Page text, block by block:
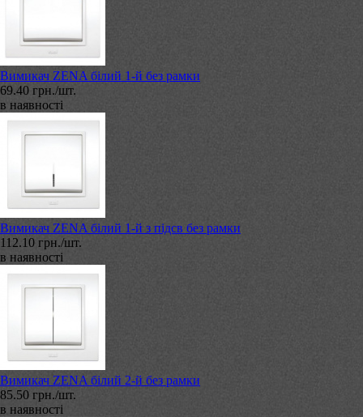
Вимикач ZENA білий 1-й без рамки
69.40 грн./шт.
в наявності
Вимикач ZENA білий 1-й з підсв без рамки
112.10 грн./шт.
в наявності
Вимикач ZENA білий 2-й без рамки
85.50 грн./шт.
в наявності